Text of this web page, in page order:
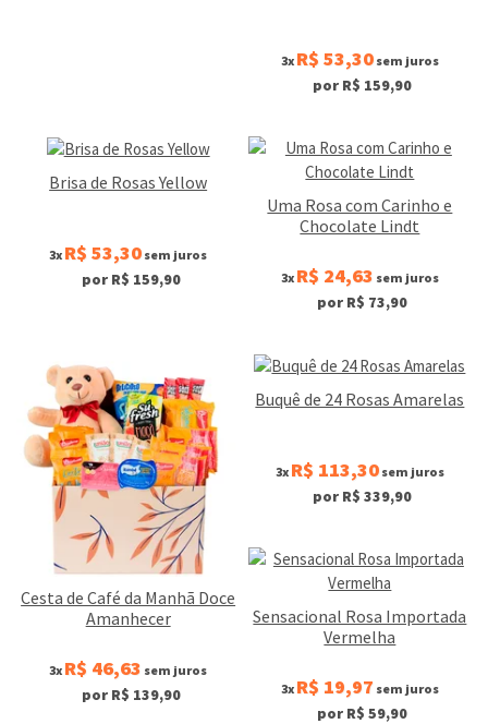
3x R$ 53,30sem juros
por R$ 159,90
Brisa de Rosas Yellow
3x R$ 53,30 sem juros
por R$ 159,90
Uma Rosa com Carinho e
Chocolate Lindt
3x R$ 24,63 sem juros
por R$ 73,90
Cesta de Café da Manhã Doce
Amanhecer
3x R$ 46,63 sem juros
por R$ 139,90
Buquê de 24 Rosas Amarelas
3x R$ 113,30sem juros
por R$ 339,90
Sensacional Rosa Importada
Vermelha
3x R$ 19,97 sem juros
por R$ 59,90